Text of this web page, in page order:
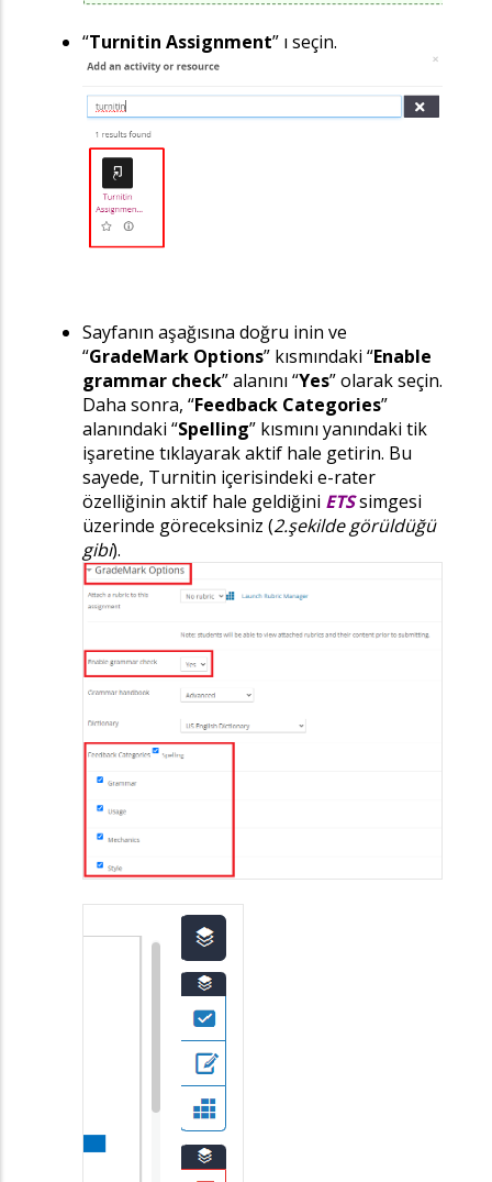
“Turnitin Assignment” ı seçin.
Sayfanın aşağısına doğru inin ve
“GradeMark Options” kısmındaki “Enable
grammar check” alanını “Yes” olarak seçin.
Daha sonra, “Feedback Categories”
alanındaki “Spelling” kısmını yanındaki tik
işaretine tıklayarak aktif hale getirin. Bu
sayede, Turnitin içerisindeki e-rater
özelliğinin aktif hale geldiğini ETSsimgesi
üzerinde göreceksiniz (2.şekilde görüldüğü
gibi).